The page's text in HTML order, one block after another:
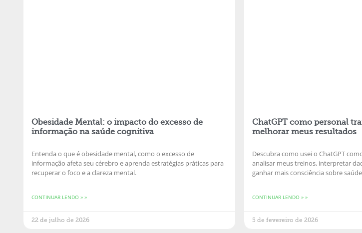
Obesidade Mental: o impacto do excesso de
informação na saúde cognitiva
Entenda o que é obesidade mental, como o excesso de
informação afeta seu cérebro e aprenda estratégias práticas para
recuperar o foco e a clareza mental.
CONTINUAR LENDO » »
22 de julho de 2026
ChatGPT como personal
melhorar meus resultados
Descubra como usei o ChatGPT
analisar meus treinos, interpretar
ganhar mais consciência sobre
CONTINUAR LENDO » »
5 de fevereiro de 2026